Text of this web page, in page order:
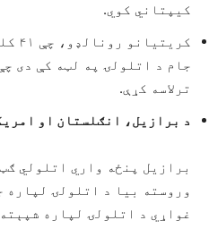
کیپتاني کوي.
جام د اتلولۍ په لټه کې دی
ترلاسه کړې.
د برازیل، انګلستان او
برازیل پنځه واري اتلولي
وروسته بیا د اتلولۍ لپاره
غواړي د اتلولۍ لپاره